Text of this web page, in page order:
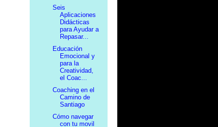
Seis
Aplicaciones
Didácticas
para Ayudar a
Repasar...
Educación
Emocional y
para la
Creatividad,
el Coac...
Coaching en el
Camino de
Santiago
Cómo navegar
con tu movil